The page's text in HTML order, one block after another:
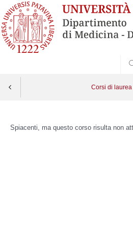
Corsi di
content
Spiacenti, ma questo corso risulta non